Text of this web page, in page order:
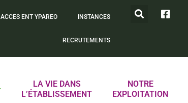
ACCES ENT YPAREO INSTANCES
RECRUTEMENTS
LA VIE DANS
L’ÉTABLISSEMENT
NOTRE
EXPLOITATION